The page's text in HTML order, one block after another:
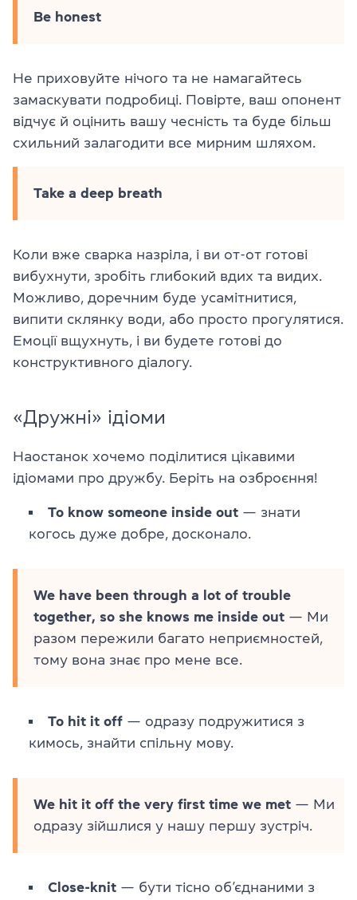
Be honest
Не приховуйте нічого та не намагайтесь
замаскувати подробиці. Повірте, ваш опонент
відчує й оцінить вашу чесність та буде більш
схильний залагодити все мирним шляхом.
Take a deep breath
Коли вже сварка назріла, і ви от-от готові
вибухнути, зробіть глибокий вдих та видих.
Можливо, доречним буде усамітнитися,
випити склянку води, або просто прогулятися.
Емоції вщухнуть, і ви будете готові до
конструктивного діалогу.
«Дружні» ідіоми
Наостанок хочемо поділитися цікавими
ідіомами про дружбу. Беріть на озброєння!
To know someone inside out — знати
когось дуже добре, досконало.
We have been through a lot of trouble
together, so she knows me inside out — Ми
разом пережили багато неприємностей,
тому вона знає про мене все.
To hit it off — одразу подружитися з
кимось, знайти спільну мову.
We hit it off the very first time we met — Ми
одразу зійшлися у нашу першу зустріч.
Close-knit — бути тісно об’єднаними з